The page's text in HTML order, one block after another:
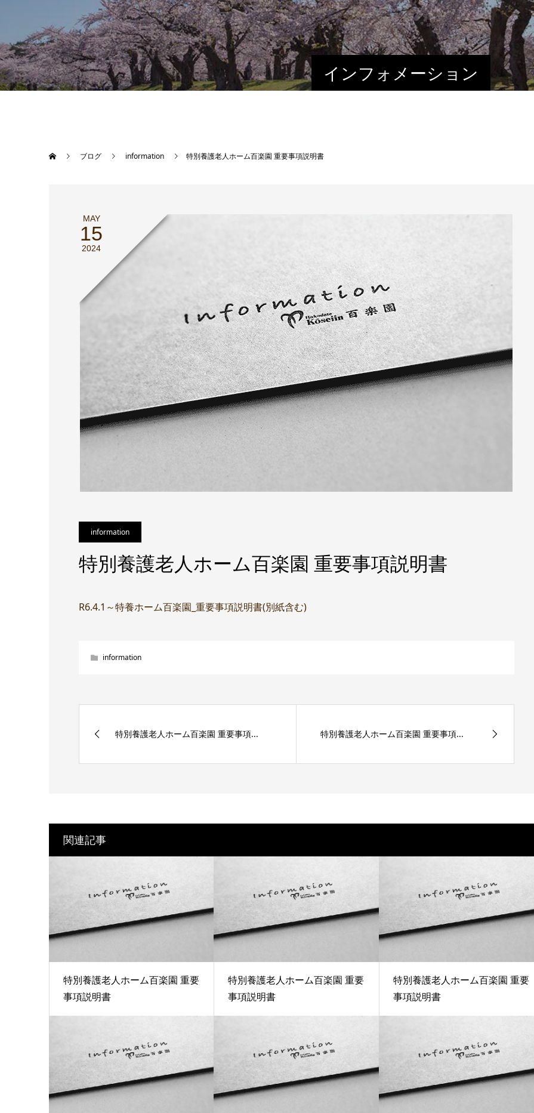
インフォメーション
ブログ information 特別養護老人ホーム百楽園 重要事項説明書
MAY
15
2024
information
特別養護老人ホーム百楽園 重要事項説明書
R6.4.1～特養ホーム百楽園_重要事項説明書(別紙含む)
information
特別養護老人ホーム百楽園 重要事項... 特別養護老人ホーム百楽園 重要事項...
関連記事
特別養護老人ホーム百楽園 重要
事項説明書
特別養護老人ホーム百楽園 重要
事項説明書
特別養護老人ホーム百楽園 重要
事項説明書